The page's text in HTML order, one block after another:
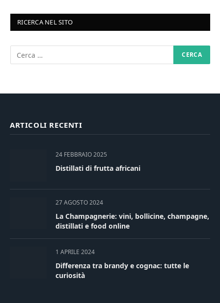
RICERCA NEL SITO
ARTICOLI RECENTI
24 FEBBRAIO 2025
Distillati di frutta africani
27 AGOSTO 2024
La Champagnerie: vini, bollicine, champagne,
distillati e food online
1 APRILE 2024
Differenza tra brandy e cognac: tutte le
curiosità